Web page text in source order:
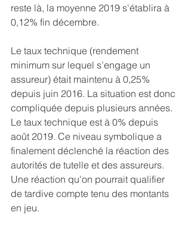
reste là, la moyenne 2019 s'établira à
0,12% fin décembre.
Le taux technique (rendement
minimum sur lequel s’engage un
assureur) était maintenu à 0,25%
depuis juin 2016. La situation est donc
compliquée depuis plusieurs années.
Le taux technique est à 0% depuis
août 2019. Ce niveau symbolique a
finalement déclenché la réaction des
autorités de tutelle et des assureurs.
Une réaction qu'on pourrait qualifier
de tardive compte tenu des montants
en jeu.